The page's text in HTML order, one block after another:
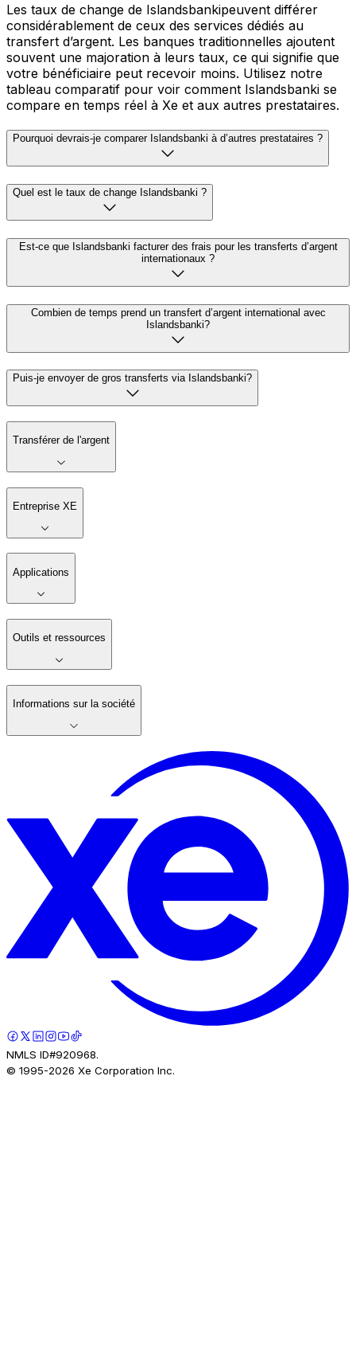
Les taux de change de Islandsbankipeuvent différer
considérablement de ceux des services dédiés au
transfert d’argent. Les banques traditionnelles ajoutent
souvent une majoration à leurs taux, ce qui signifie que
votre bénéficiaire peut recevoir moins. Utilisez notre
tableau comparatif pour voir comment Islandsbanki se
compare en temps réel à Xe et aux autres prestataires.
Pourquoi devrais-je comparer Islandsbanki à d’autres prestataires ?
Quel est le taux de change Islandsbanki ?
Est-ce que Islandsbanki facturer des frais pour les transferts d’argent
internationaux ?
Combien de temps prend un transfert d’argent international avec
Islandsbanki?
Puis-je envoyer de gros transferts via Islandsbanki?
Transférer de l'argent
Entreprise XE
Applications
Outils et ressources
Informations sur la société
NMLS ID#920968.
© 1995-2026 Xe Corporation Inc.